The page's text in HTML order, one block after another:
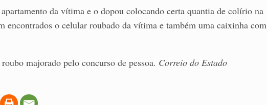
da vítima e o dopou colocando certa quantia de colírio na
encontrados o celular roubado da vítima e também uma caixinha com
majorado pelo concurso de pessoa. Correio do Estado